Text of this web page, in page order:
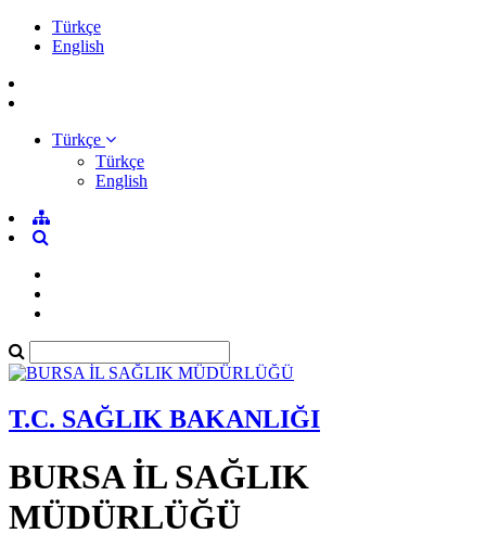
Türkçe
English
Türkçe
Türkçe
English
T.C. SAĞLIK BAKANLIĞI
BURSA İL SAĞLIK
MÜDÜRLÜĞÜ